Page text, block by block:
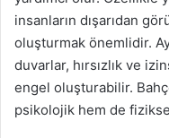
insanların dışarıdan
oluşturmak önemlidir.
duvarlar, hırsızlık ve
engel oluşturabilir.
psikolojik hem de